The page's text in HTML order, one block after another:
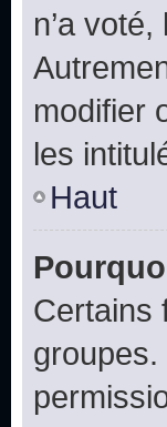
n’a
modifier
les
Haut
Certains